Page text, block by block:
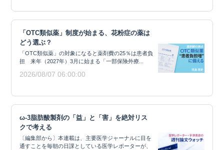
「OTC類似薬」制度が始まる、花粉症の薬は
どう選ぶ？
「OTC類似薬」の対象になると薬剤費の25％は患者負
担 来年（2027年）3月に始まる「一部保険外療...
2026/08/07 06:00:00
ω-3脂肪酸製剤の「益」と「害」を絶対リス
クで考える
〔編集部から〕本連載は、主要医学ジャーナルに目を
通すことを毎朝の日課としている医学レポーターが、